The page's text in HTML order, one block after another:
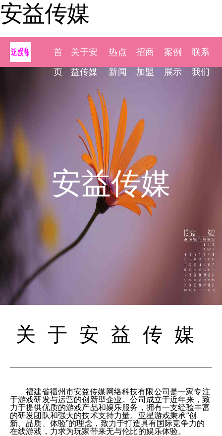
安益传媒
首
页
关于安
益传媒
热点
新闻
招商
加盟
案例
展示
联系
我们
安益传媒
关于安益传媒
福建省福州市安益传媒网络科技有限公司是一家专注
于游戏研发与运营的创新型企业。公司成立于近年来，致
力于提供优质的游戏产品和娱乐服务，拥有一支经验丰富
的研发团队和强大的技术支持力量。亚星游戏秉承“创
新、品质、体验”的理念，致力于打造具有国际竞争力的
在线游戏，力求为玩家带来无与伦比的娱乐体验。